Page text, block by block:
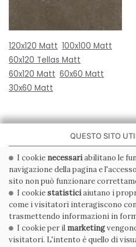
120x120 Matt 100x100 Matt
60x120 Tellas Matt
60x120 Matt 60x60 Matt
30x60 Matt
PRIVACY POLICY
CONDIZIONI GENERALI
CODICE ETICO
QUESTO SITO
I cookie necessariabilitano le
navigazione della pagina e
sito non può funzionare
I cookiestatisticiaiutano i
come i visitatori interagiscono
trasmettendo informazioni in
I cookie per il marketing
visitatori. L'intento è quello di